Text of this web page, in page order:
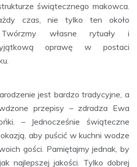
świątecznego makowca.
czas, nie tylko ten około
Twórzmy własne rytuały i
oprawę w postaci
jest bardzo tradycyjne, a
przepisy – zdradza Ewa
– Jednocześnie świąteczne
aby puścić w kuchni wodze
gości. Pamiętajmy jednak, by
najlepszej jakości. Tylko dobrej